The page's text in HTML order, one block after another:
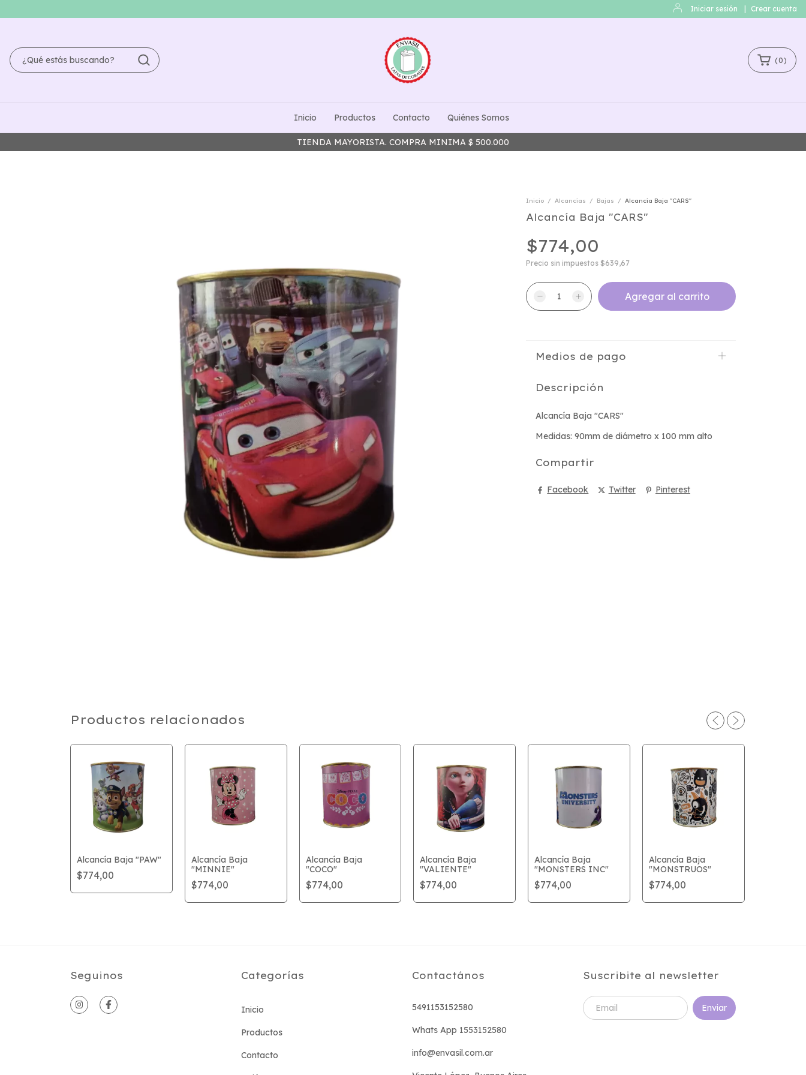
Iniciar sesión Crear cuenta
TIENDA MAYORISTA. COMPRA MINIMA $ 500.000
(0)
Inicio Productos Contacto Quiénes Somos
Inicio / Alcancías / Bajas / Alcancía Baja "CARS"
Alcancía Baja "CARS"
$774,00
Precio sin impuestos $639,67
Medios de pago
Descripción
Alcancía Baja "CARS"
Medidas: 90mm de diámetro x 100 mm alto
Compartir
Facebook Twitter Pinterest
Productos relacionados
Alcancía Baja "PAW"
$774,00
Alcancía Baja
"MINNIE"
$774,00
Alcancía Baja
"COCO"
$774,00
Alcancía Baja
"VALIENTE"
$774,00
Alcancía Baja
"MONSTERS INC"
$774,00
Alcancía Baja
"MONSTRUOS"
$774,00
Seguinos Categorías
Inicio
Productos
Contacto
Contactános
5491153152580
Whats App 1553152580
info@envasil.com.ar
Suscribite al newsletter